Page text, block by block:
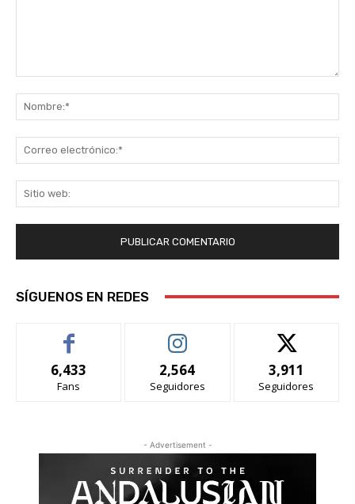
SÍGUENOS EN REDES
6,433
Fans
2,564
Seguidores
3,911
Seguidores
- Advertisement -